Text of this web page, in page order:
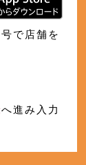
で店舗を
へ進み入力